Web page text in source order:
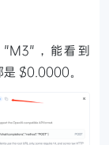
，能看到
是 $0.0000。